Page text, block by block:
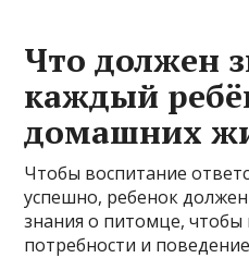
Что должен
каждый
домашних
Чтобы воспитание
успешно, ребенок
знания о питомце, чтобы
потребности и